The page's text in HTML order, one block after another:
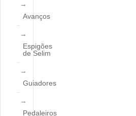
Avanços
Espigões
de Selim
Guiadores
Pedaleiros